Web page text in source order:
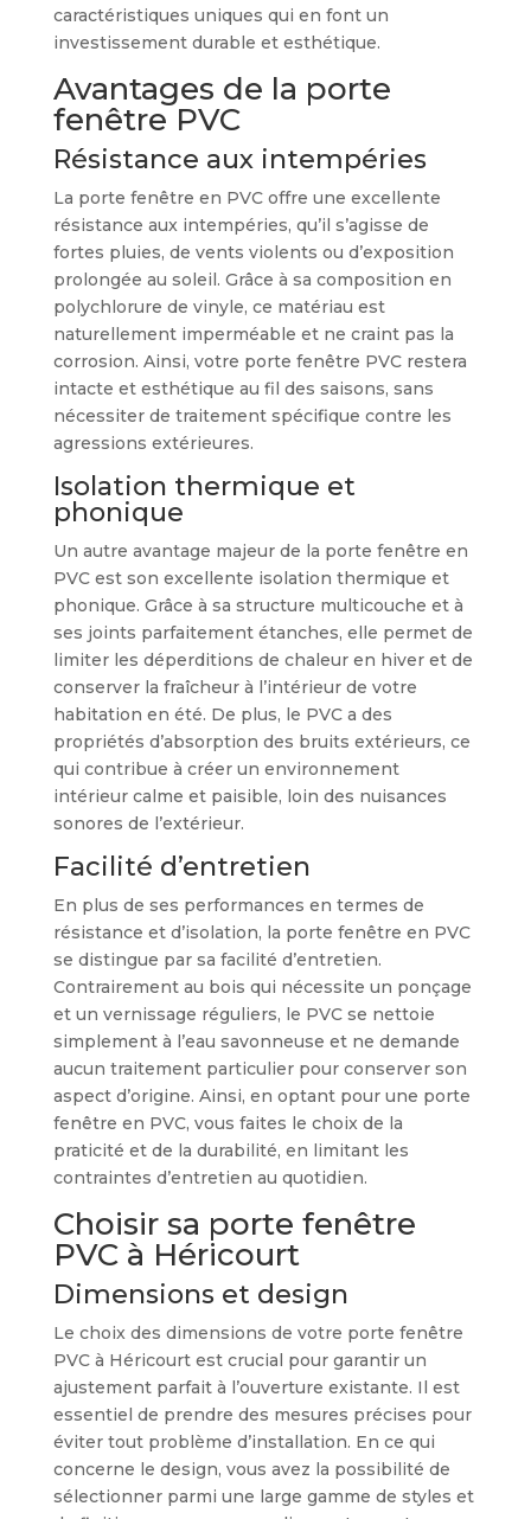
caractéristiques uniques qui en font un
investissement durable et esthétique.
Avantages de la porte
fenêtre PVC
Résistance aux intempéries
La porte fenêtre en PVC offre une excellente
résistance aux intempéries, qu’il s’agisse de
fortes pluies, de vents violents ou d’exposition
prolongée au soleil. Grâce à sa composition en
polychlorure de vinyle, ce matériau est
naturellement imperméable et ne craint pas la
corrosion. Ainsi, votre porte fenêtre PVC restera
intacte et esthétique au fil des saisons, sans
nécessiter de traitement spécifique contre les
agressions extérieures.
Isolation thermique et
phonique
Un autre avantage majeur de la porte fenêtre en
PVC est son excellente isolation thermique et
phonique. Grâce à sa structure multicouche et à
ses joints parfaitement étanches, elle permet de
limiter les déperditions de chaleur en hiver et de
conserver la fraîcheur à l’intérieur de votre
habitation en été. De plus, le PVC a des
propriétés d’absorption des bruits extérieurs, ce
qui contribue à créer un environnement
intérieur calme et paisible, loin des nuisances
sonores de l’extérieur.
Facilité d’entretien
En plus de ses performances en termes de
résistance et d’isolation, la porte fenêtre en PVC
se distingue par sa facilité d’entretien.
Contrairement au bois qui nécessite un ponçage
et un vernissage réguliers, le PVC se nettoie
simplement à l’eau savonneuse et ne demande
aucun traitement particulier pour conserver son
aspect d’origine. Ainsi, en optant pour une porte
fenêtre en PVC, vous faites le choix de la
praticité et de la durabilité, en limitant les
contraintes d’entretien au quotidien.
Choisir sa porte fenêtre
PVC à Héricourt
Dimensions et design
Le choix des dimensions de votre porte fenêtre
PVC à Héricourt est crucial pour garantir un
ajustement parfait à l’ouverture existante. Il est
essentiel de prendre des mesures précises pour
éviter tout problème d’installation. En ce qui
concerne le design, vous avez la possibilité de
sélectionner parmi une large gamme de styles et